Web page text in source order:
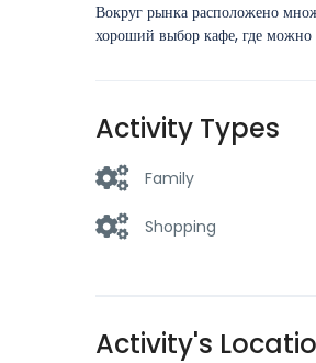
Вокруг рынка расположено
хороший выбор кафе, где можно
Activity Types
Family
Shopping
Activity's